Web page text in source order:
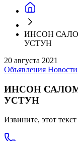
ИНСОН
УСТУН
20 августа 2021
Объявления Новости
ИНСОН
УСТУН
Извините, этот